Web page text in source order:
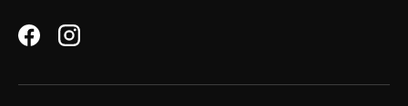
FacebookInstagram